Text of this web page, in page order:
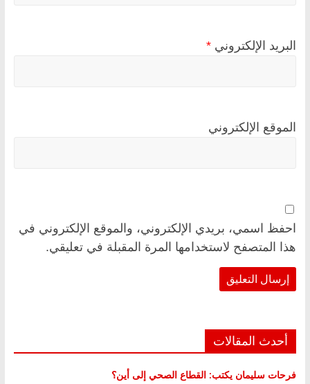
البريد الإلكتروني *
الموقع الإلكتروني
احفظ اسمي، بريدي الإلكتروني، والموقع الإلكتروني في
هذا المتصفح لاستخدامها المرة المقبلة في تعليقي.
أحدث المقالات
فرحات سليمان يكتب: القطاع الصحي إلى أين؟